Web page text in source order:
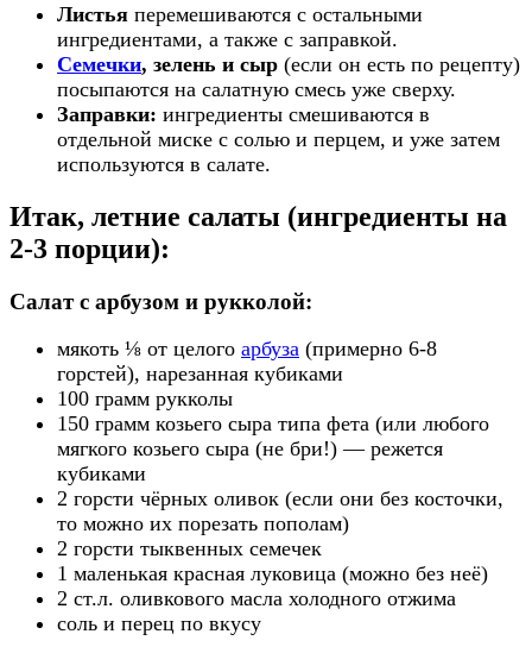
Листья перемешиваются с остальными
ингредиентами, а также с заправкой.
Семечки, зелень и сыр (если он есть по рецепту)
посыпаются на салатную смесь уже сверху.
Заправки: ингредиенты смешиваются в
отдельной миске с солью и перцем, и уже затем
используются в салате.
Итак, летние салаты (ингредиенты на
2-3 порции):
Салат с арбузом и рукколой:
мякоть ⅛ от целого арбуза (примерно 6-8
горстей), нарезанная кубиками
100 грамм рукколы
150 грамм козьего сыра типа фета (или любого
мягкого козьего сыра (не бри!) — режется
кубиками
2 горсти чёрных оливок (если они без косточки,
то можно их порезать пополам)
2 горсти тыквенных семечек
1 маленькая красная луковица (можно без неё)
2 ст.л. оливкового масла холодного отжима
соль и перец по вкусу